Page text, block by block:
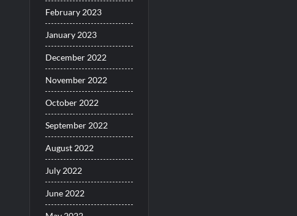
February 2023
January 2023
December 2022
November 2022
October 2022
September 2022
August 2022
July 2022
June 2022